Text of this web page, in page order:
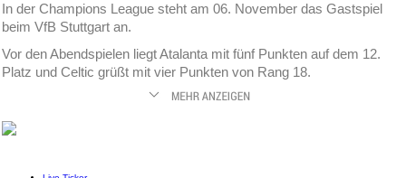
In der Champions League steht am 06. November das Gastspiel
beim VfB Stuttgart an.
Vor den Abendspielen liegt Atalanta mit fünf Punkten auf dem 12.
Platz und Celtic grüßt mit vier Punkten von Rang 18.